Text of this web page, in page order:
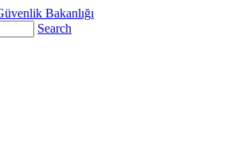
Search